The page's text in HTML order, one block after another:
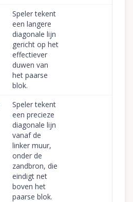
Speler tekent
een langere
diagonale lijn
gericht op het
effectiever
duwen van
het paarse
blok.
Speler tekent
een precieze
diagonale lijn
vanaf de
linker muur,
onder de
zandbron, die
eindigt net
boven het
paarse blok.